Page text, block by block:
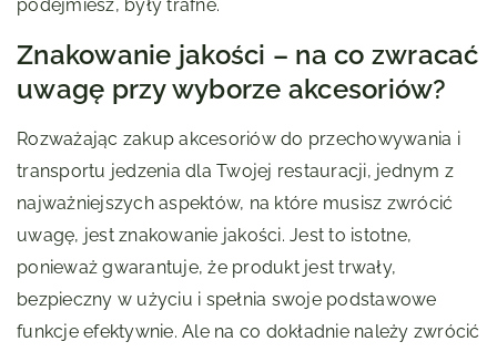
podejmiesz, były trafne.
Znakowanie jakości – na co zwracać
uwagę przy wyborze akcesoriów?
Rozważając zakup akcesoriów do przechowywania i
transportu jedzenia dla Twojej restauracji, jednym z
najważniejszych aspektów, na które musisz zwrócić
uwagę, jest znakowanie jakości. Jest to istotne,
ponieważ gwarantuje, że produkt jest trwały,
bezpieczny w użyciu i spełnia swoje podstawowe
funkcje efektywnie. Ale na co dokładnie należy zwrócić